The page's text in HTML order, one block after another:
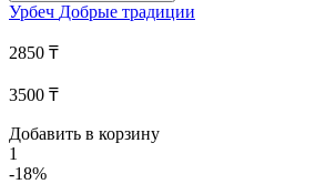
Урбеч Добрые традиции
2850 ₸
3500 ₸
Добавить в корзину
1
-18%